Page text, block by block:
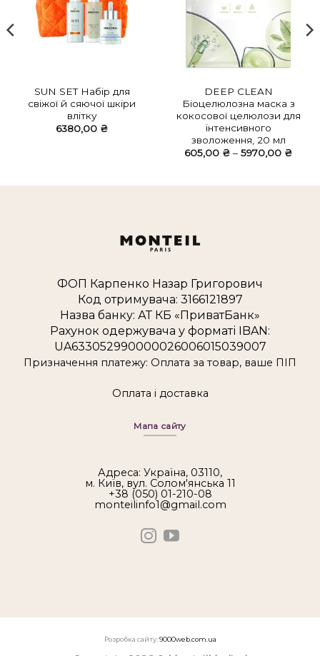
SUN SET Набір для
свіжої й сяючої шкіри
влітку
6380,00 ₴
DEEP CLEAN
Біоцелюлозна маска з
кокосової целюлози для
інтенсивного
зволоження, 20 мл
605,00 ₴ – 5970,00 ₴
до
ФОП Карпенко Назар Григорович
Код отримувача: 3166121897
Назва банку: АТ КБ «ПриватБанк»
Рахунок одержувача у форматі IBAN:
UA633052990000026006015039007
Призначення платежу: Оплата за товар, ваше ПІП
Оплата і доставка
Мапа сайту
Адреса: Україна, 03110,
м. Київ, вул. Солом'янська 11
+38 (050) 01-210-08
monteilinfo1@gmail.com
Розробка сайту:9000web.com.ua